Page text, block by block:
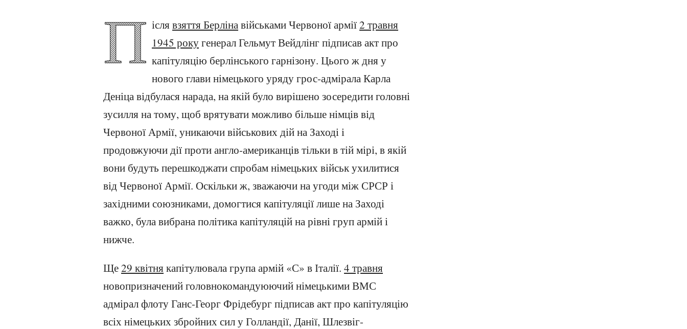
П іслявзяття Берлінавійськами Червоної армії2 травня
1945 рокугенерал Гельмут Вейдлінг підписав акт про
капітуляцію берлінського гарнізону. Цього ж дня у
нового глави німецького уряду грос-адмірала Карла
Деніца відбулася нарада, на якій було вирішено зосередити головні
зусилля на тому, щоб врятувати можливо більше німців від
Червоної Армії, уникаючи військових дій на Заході і
продовжуючи дії проти англо-американців тільки в тій мірі, в якій
вони будуть перешкоджати спробам німецьких військ ухилитися
від Червоної Армії. Оскільки ж, зважаючи на угоди між СРСР і
західними союзниками, домогтися капітуляції лише на Заході
важко, була вибрана політика капітуляцій на рівні груп армій і
нижче.
Ще29 квітнякапітулювала група армій «С» в Італії. 4 травня
новопризначений головнокомандуюючий німецькими ВМС
адмірал флоту Ганс-Георг Фрідебург підписав акт про капітуляцію
всіх німецьких збройних сил у Голландії, Данії, Шлезвіг-